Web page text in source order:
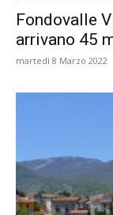
Fondovalle
arrivano 45
martedì 8 Marzo 2022